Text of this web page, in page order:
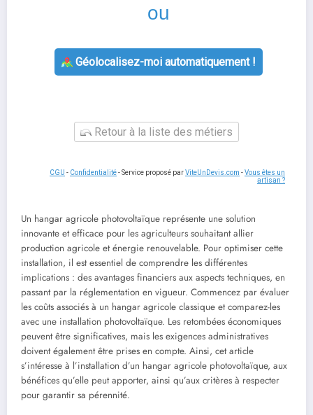
ou
Géolocalisez-moi automatiquement !
Retour à la liste des métiers
CGU - Confidentialité- Service proposé parViteUnDevis.com -Vous êtes un
artisan ?
Un hangar agricole photovoltaïque représente une solution
innovante et efficace pour les agriculteurs souhaitant allier
production agricole et énergie renouvelable. Pour optimiser cette
installation, il est essentiel de comprendre les différentes
implications : des avantages financiers aux aspects techniques, en
passant par la réglementation en vigueur. Commencez par évaluer
les coûts associés à un hangar agricole classique et comparez-les
avec une installation photovoltaïque. Les retombées économiques
peuvent être significatives, mais les exigences administratives
doivent également être prises en compte. Ainsi, cet article
s’intéresse à l’installation d’un hangar agricole photovoltaïque, aux
bénéfices qu’elle peut apporter, ainsi qu’aux critères à respecter
pour garantir sa pérennité.